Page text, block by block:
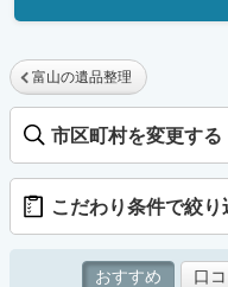
富山の遺品整理
市区町村を変更する
こだわり条件で絞り
おすすめ 口